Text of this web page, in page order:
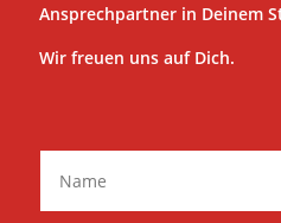
Ansprechpartner in Deinem
Wir freuen uns auf Dich.